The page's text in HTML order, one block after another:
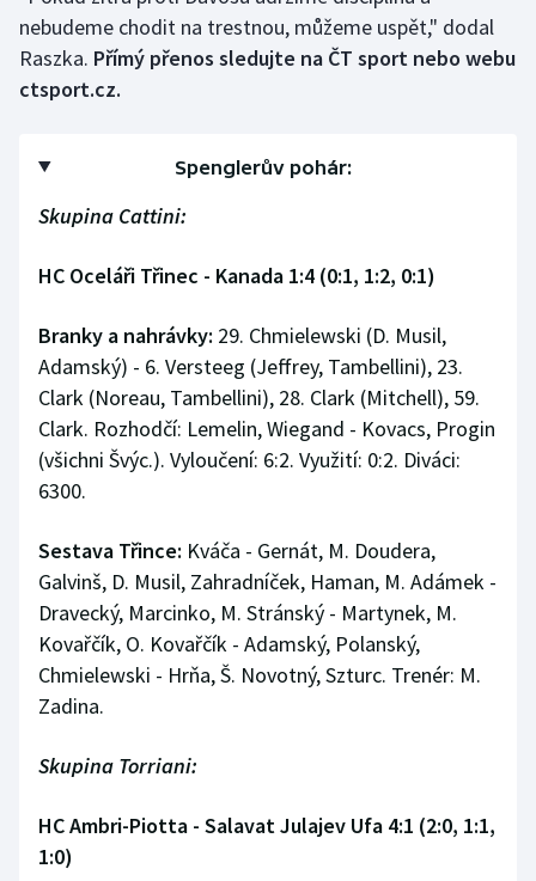
nebudeme chodit na trestnou, můžeme uspět," dodal
Raszka. Přímý přenos sledujte na ČT sport nebo webu
ctsport.cz.
Spenglerův pohár:
Skupina Cattini:
HC Oceláři Třinec - Kanada 1:4 (0:1, 1:2, 0:1)
Branky a nahrávky: 29. Chmielewski (D. Musil,
Adamský) - 6. Versteeg (Jeffrey, Tambellini), 23.
Clark (Noreau, Tambellini), 28. Clark (Mitchell), 59.
Clark. Rozhodčí: Lemelin, Wiegand - Kovacs, Progin
(všichni Švýc.). Vyloučení: 6:2. Využití: 0:2. Diváci:
6300.
Sestava Třince: Kváča - Gernát, M. Doudera,
Galvinš, D. Musil, Zahradníček, Haman, M. Adámek -
Dravecký, Marcinko, M. Stránský - Martynek, M.
Kovařčík, O. Kovařčík - Adamský, Polanský,
Chmielewski - Hrňa, Š. Novotný, Szturc. Trenér: M.
Zadina.
Skupina Torriani:
HC Ambri-Piotta - Salavat Julajev Ufa 4:1 (2:0, 1:1,
1:0)